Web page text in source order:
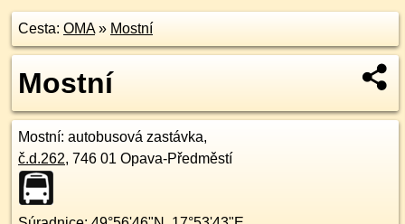
Cesta: OMA» Mostní
Mostní
Mostní: autobusová zastávka,
č.d.262, 746 01 Opava-Předměstí